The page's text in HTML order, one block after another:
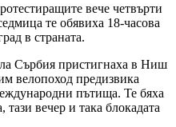
вече четвърти
те обявиха 18-часова
в страната.
Сърбия пристигнаха в Ниш
велопоход предизвика
пътища. Те бяха
вечер и така блокадата